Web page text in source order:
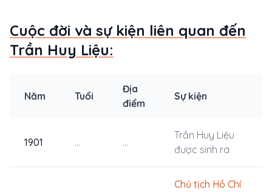
Cuộc đời và sự kiện liên quan đến
Trần Huy Liệu:
Năm Tuổi
Địa
điểm
Sự kiện
1901 ... ...
Trần Huy Liệu
được sinh ra
Chủ tịch Hồ Chí